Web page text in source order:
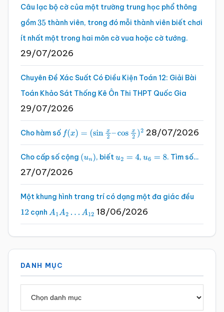
Câu lạc bộ cờ của một trường trung học phổ thông
gồm35 thành viên, trong đó mỗi thành viên biết chơi
ít nhất một trong hai môn cờ vua hoặc cờ tướng.
29/07/2026
Chuyên Đề Xác Suất Có Điều Kiện Toán 12: Giải Bài
Toán Khảo Sát Thống Kê Ôn Thi THPT Quốc Gia
29/07/2026
Cho hàm số f(x)=(sinx2 –cosx2 )2 28/07/2026
Cho cấp số cộng (un), biếtu2 =4 , u6 =8 . Tìm số…
27/07/2026
Một khung hình trang trí có dạng một đa giác đều
12 cạnh A1A2…A 12 18/06/2026
DANH MỤC